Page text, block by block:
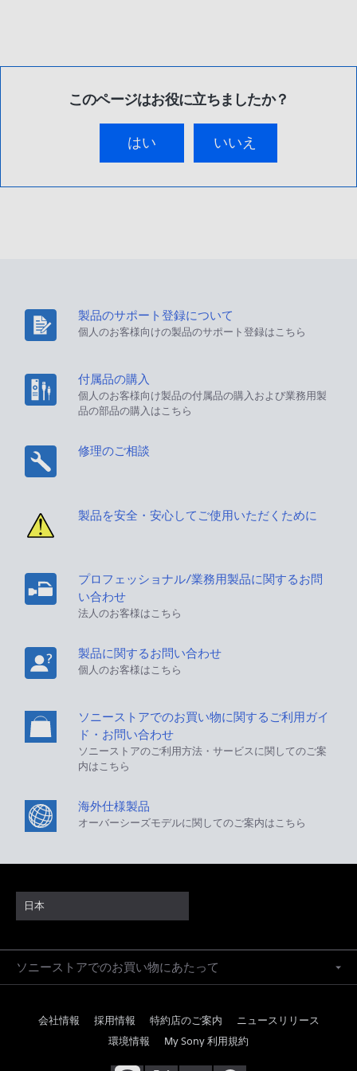
このページはお役に立ちましたか？
はい いいえ
製品のサポート登録について
個人のお客様向けの製品のサポート登録はこちら
付属品の購入
個人のお客様向け製品の付属品の購入および業務用製
品の部品の購入はこちら
修理のご相談
製品を安全・安心してご使用いただくために
プロフェッショナル/業務用製品に関するお問
い合わせ
法人のお客様はこちら
製品に関するお問い合わせ
個人のお客様はこちら
ソニーストアでのお買い物に関するご利用ガイ
ド・お問い合わせ
ソニーストアのご利用方法・サービスに関してのご案
内はこちら
海外仕様製品
オーバーシーズモデルに関してのご案内はこちら
日本
ソニーストアでのお買い物にあたって
会社情報 採用情報 特約店のご案内
ニュースリリース
環境情報
My Sony 利用規約